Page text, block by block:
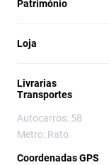
Património
Loja
Livrarias
Transportes
Autocarros: 58
Metro: Rato
Coordenadas GPS